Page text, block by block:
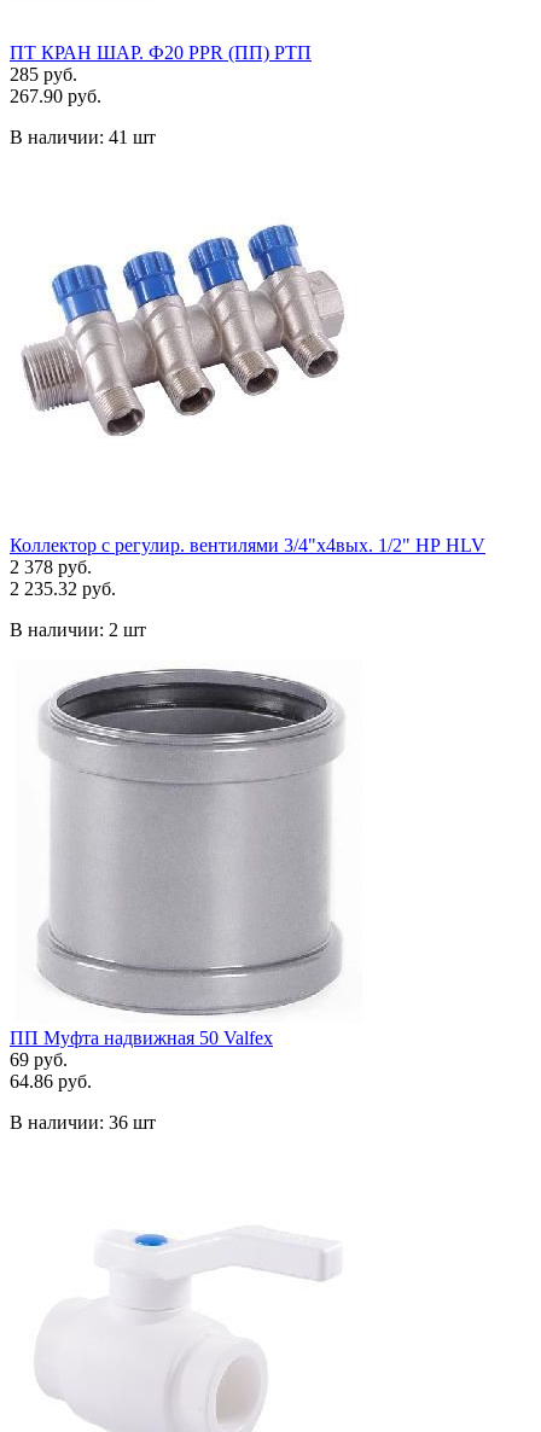
ПТ КРАН ШАР. Ф20 PPR (ПП) РТП
285 руб.
267.90 руб.
В наличии: 41 шт
Коллектор с регулир. вентилями 3/4"х4вых. 1/2" НР HLV
2 378 руб.
2 235.32 руб.
В наличии: 2 шт
ПП Муфта надвижная 50 Valfex
69 руб.
64.86 руб.
В наличии: 36 шт